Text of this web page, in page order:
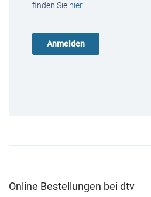
finden Sie hier.
Online Bestellungen bei dtv